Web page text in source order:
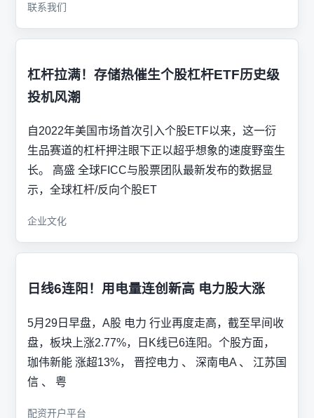
联系我们
杠杆拉满！存储热催生个股杠杆ETF历史级
投机风潮
自2022年美国市场首次引入个股ETF以来，这一衍
生品赛道的杠杆押注眼下正以超乎想象的速度野蛮生
长。 高盛 全球FICC与股票团队最新发布的数据显
示，全球杠杆/反向个股ET
企业文化
日线6连阳！用电量连创新高 电力股大涨
5月29日早盘，A股 电力 行业再度走高，截至早间收
盘，板块上涨2.77%，日K线已6连阳。个股方面，
珈伟新能 涨超13%， 晋控电力 、 深南电A 、 江苏国
信 、 粤
配资开户平台